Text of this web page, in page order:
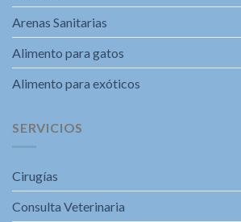
Arenas Sanitarias
Alimento para gatos
Alimento para exóticos
SERVICIOS
Cirugías
Consulta Veterinaria